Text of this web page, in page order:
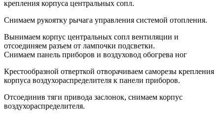
крепления корпуса центральных сопл.
Снимаем рукоятку рычага управления системой отопления.
Вынимаем корпус центральных сопл вентиляции и
отсоединяем разъем от лампочки подсветки.
Снимаем панель приборов и воздуховод обогрева ног
Крестообразной отверткой отворачиваем саморезы крепления
корпуса воздухораспределителя к панели приборов.
Отсоединив тяги привода заслонок, снимаем корпус
воздухораспределителя.